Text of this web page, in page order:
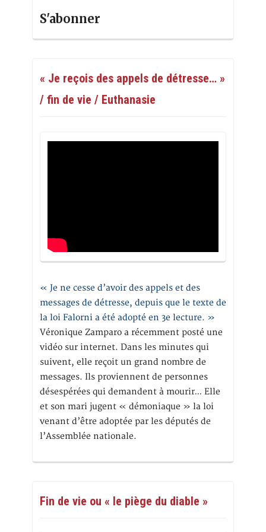
S'abonner
« Je reçois des appels de détresse… »
/ fin de vie / Euthanasie
« Je ne cesse d’avoir des appels et des
messages de détresse, depuis que le texte de
la loi Falorni a été adopté en 3e lecture. »
Véronique Zamparo a récemment posté une
vidéo sur internet. Dans les minutes qui
suivent, elle reçoit un grand nombre de
messages. Ils proviennent de personnes
désespérées qui demandent à mourir… Elle
et son mari jugent « démoniaque » la loi
venant d’être adoptée par les députés de
l’Assemblée nationale.
Fin de vie ou « le piège du diable »